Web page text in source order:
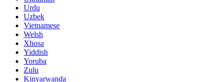
Urdu
Uzbek
Vietnamese
Welsh
Xhosa
Yiddish
Yoruba
Zulu
Kinyarwanda